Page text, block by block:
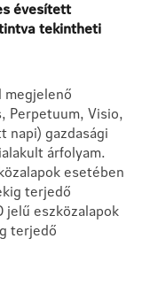
évesített
tekintheti
megjelenő
Perpetuum, Visio,
napi) gazdasági
árfolyam.
esetében
terjedő
jelű eszközalapok
terjedő